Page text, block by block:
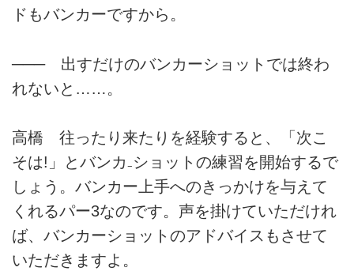
ドもバンカーですから。
─── 出すだけのバンカーショットでは終わ
れないと……。
高橋 往ったり来たりを経験すると、「次こ
そは!」とバンカ₋ショットの練習を開始するで
しょう。バンカー上手へのきっかけを与えて
くれるパー3なのです。声を掛けていただけれ
ば、バンカーショットのアドバイスもさせて
いただきますよ。